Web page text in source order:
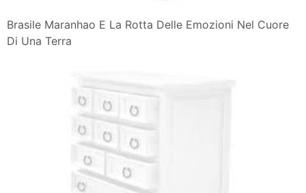
Brasile Maranhao E La Rotta Delle Emozioni Nel Cuore
Di Una Terra